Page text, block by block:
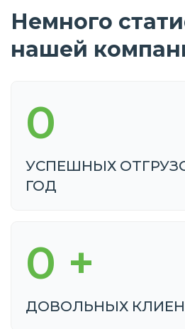
Немного
нашей
0
УСПЕШНЫХ
ГОД
0 +
ДОВОЛЬНЫХ